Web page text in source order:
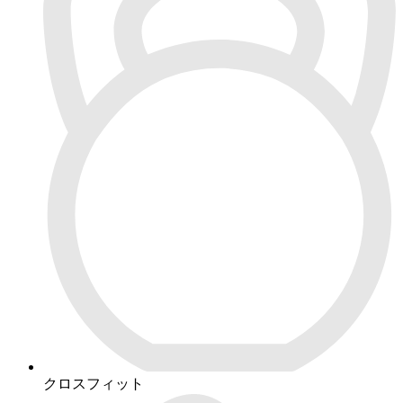
クロスフィット